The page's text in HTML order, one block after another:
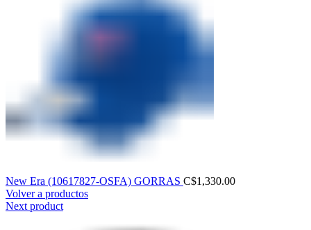
New Era (10617827-OSFA) GORRAS C$1,330.00
Volver a productos
Next product